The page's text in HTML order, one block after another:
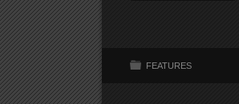
FEATURES